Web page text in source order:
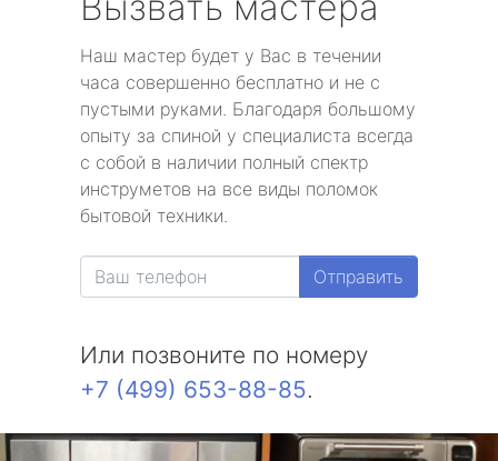
Наш мастер будет у Вас в течении
часа совершенно бесплатно и не с
пустыми руками. Благодаря большому
опыту за спиной у специалиста всегда
с собой в наличии полный спектр
инструметов на все виды поломок
бытовой техники.
Отправить
Или позвоните по номеру
+7 (499) 653-88-85.